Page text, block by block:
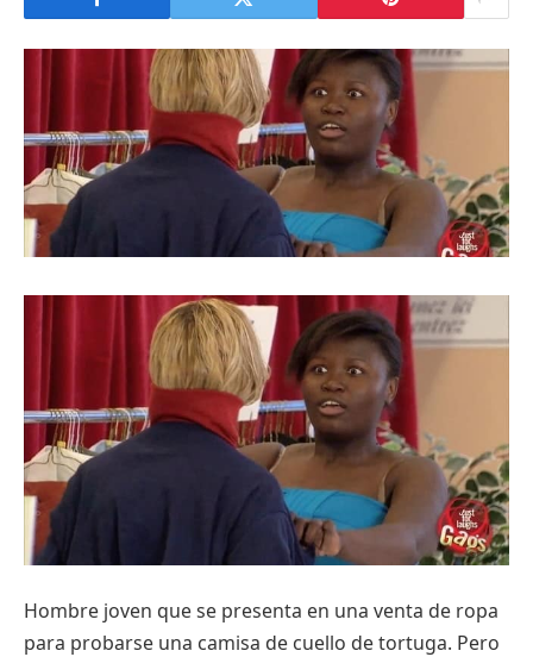
Hombre joven que se presenta en una venta de ropa
para probarse una camisa de cuello de tortuga. Pero